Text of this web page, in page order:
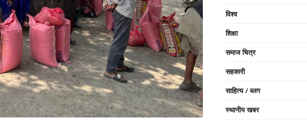
विश्व
शिक्षा
समाज चित्र
सहकारी
साहित्य / ब्लग
स्थानीय खबर